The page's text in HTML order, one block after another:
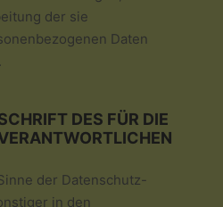
der sie
Daten
DES FÜR DIE
der Datenschutz-
in den